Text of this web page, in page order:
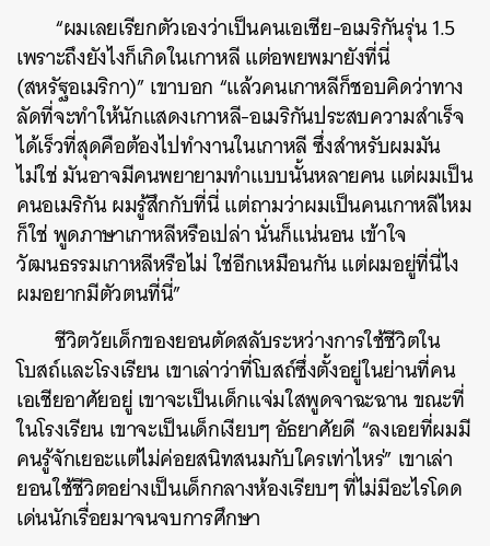
“ผมเลยเรียกตัวเองว่าเป็นคนเอเชีย-อเมริกันรุ่น 1.5
เพราะถึงยังไงก็เกิดในเกาหลี แต่อพยพมายังที่นี่
(สหรัฐอเมริกา)” เขาบอก “แล้วคนเกาหลีก็ชอบคิดว่าทาง
ลัดที่จะทำให้นักแสดงเกาหลี-อเมริกันประสบความสำเร็จ
ได้เร็วที่สุดคือต้องไปทำงานในเกาหลี ซึ่งสำหรับผมมัน
ไม่ใช่ มันอาจมีคนพยายามทำแบบนั้นหลายคน แต่ผมเป็น
คนอเมริกัน ผมรู้สึกกับที่นี่ แต่ถามว่าผมเป็นคนเกาหลีไหม
ก็ใช่ พูดภาษาเกาหลีหรือเปล่า นั่นก็แน่นอน เข้าใจ
วัฒนธรรมเกาหลีหรือไม่ ใช่อีกเหมือนกัน แต่ผมอยู่ที่นี่ไง
ผมอยากมีตัวตนที่นี่”
ชีวิตวัยเด็กของยอนตัดสลับระหว่างการใช้ชีวิตใน
โบสถ์และโรงเรียน เขาเล่าว่าที่โบสถ์ซึ่งตั้งอยู่ในย่านที่คน
เอเชียอาศัยอยู่ เขาจะเป็นเด็กแจ่มใสพูดจาฉะฉาน ขณะที่
ในโรงเรียน เขาจะเป็นเด็กเงียบๆ อัธยาศัยดี “ลงเอยที่ผมมี
คนรู้จักเยอะแต่ไม่ค่อยสนิทสนมกับใครเท่าไหร่” เขาเล่า
ยอนใช้ชีวิตอย่างเป็นเด็กกลางห้องเรียบๆ ที่ไม่มีอะไรโดด
เด่นนักเรื่อยมาจนจบการศึกษา